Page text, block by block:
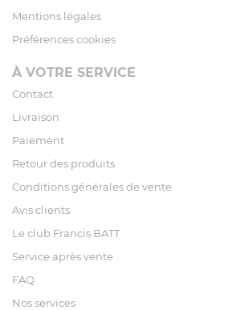
Mentions légales
Préférences cookies
À VOTRE SERVICE
Contact
Livraison
Paiement
Retour des produits
Conditions générales de vente
Avis clients
Le club Francis BATT
Service après vente
FAQ
Nos services